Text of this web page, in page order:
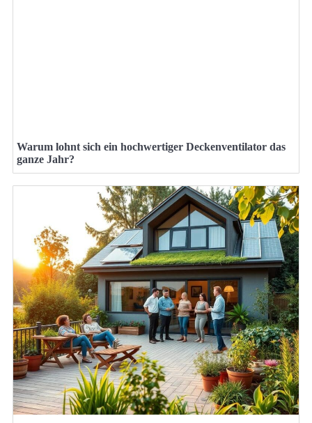
Warum lohnt sich ein hochwertiger Deckenventilator das
ganze Jahr?